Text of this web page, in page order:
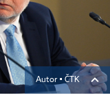
Autor ▪ ČTK